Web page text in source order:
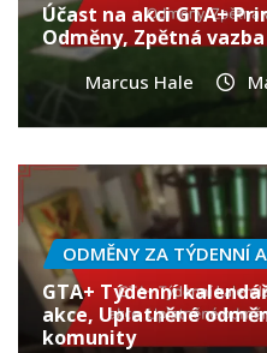
Účast na akci GTA+
Odměny, Zpětná
Marcus Hale
ODMĚNY ZA TÝDENNÍ
GTA+ Týdenní
akce, Uplatněné
komunity